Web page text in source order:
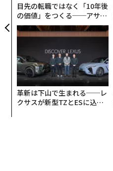
目先の転職ではなく「10年後
の価値」をつくる──アサイ
ンの長期伴走型支援とは
革新は下山で生まれる──レ
クサスが新型TZとESに込め